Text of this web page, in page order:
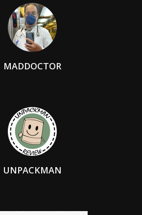
MADDOCTOR
UNPACKMAN